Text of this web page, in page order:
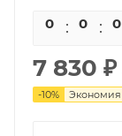
0 0 0
7 830 ₽
-10% Экономия